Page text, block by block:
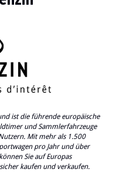
ist die führende europäische
und Sammlerfahrzeuge
Mit mehr als 1.500
pro Jahr und über
Sie auf Europas
kaufen und verkaufen.